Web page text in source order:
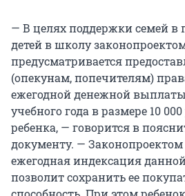
— В целях поддержки семей в
детей в школу
предусматривается
(опекунам, попечителям)
ежегодной денежной
учебного года в размере 10
ребенка, — говорится в
документу. —
ежегодная индексация
позволит сохранить ее